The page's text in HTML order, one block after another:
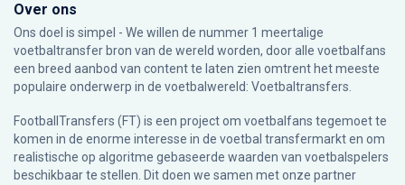
Over ons
Ons doel is simpel - We willen de nummer 1 meertalige
voetbaltransfer bron van de wereld worden, door alle voetbalfans
een breed aanbod van content te laten zien omtrent het meeste
populaire onderwerp in de voetbalwereld: Voetbaltransfers.
FootballTransfers (FT) is een project om voetbalfans tegemoet te
komen in de enorme interesse in de voetbal transfermarkt en om
realistische op algoritme gebaseerde waarden van voetbalspelers
beschikbaar te stellen. Dit doen we samen met onze partner